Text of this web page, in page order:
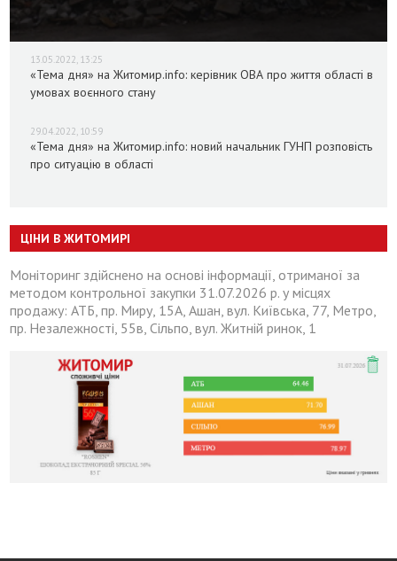
13.05.2022, 13:25
«Тема дня» на Житомир.info: керівник ОВА про життя області в
умовах воєнного стану
29.04.2022, 10:59
«Тема дня» на Житомир.info: новий начальник ГУНП розповість
про ситуацію в області
ЦІНИ В ЖИТОМИРІ
Моніторинг здійснено на основі інформації, отриманої за
методом контрольної закупки 31.07.2026 р. у місцях
продажу: АТБ, пр. Миру, 15А, Ашан, вул. Київська, 77, Метро,
пр. Незалежності, 55в, Сільпо, вул. Житній ринок, 1